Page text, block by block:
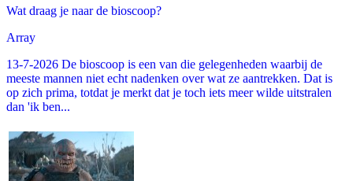
Wat draag je naar de bioscoop?
Array
13-7-2026 De bioscoop is een van die gelegenheden waarbij de
meeste mannen niet echt nadenken over wat ze aantrekken. Dat is
op zich prima, totdat je merkt dat je toch iets meer wilde uitstralen
dan 'ik ben...